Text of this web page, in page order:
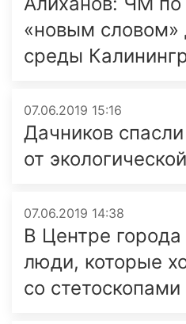
«новым словом»
среды
07.06.2019 15:16
Дачников спасли
от
07.06.2019 14:38
В Центре
люди, которые
со стетоскопами